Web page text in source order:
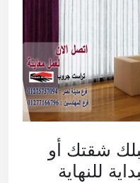
شقتك أو
للنهاية